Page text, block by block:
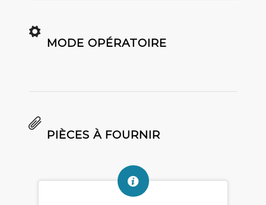
MODE OPÉRATOIRE
PIÈCES À FOURNIR